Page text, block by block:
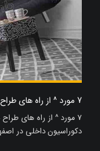
7 مورد ^ از راه های طراح دکوراسیون داخلی دراصفهان چه می باشد؟
7 مورد ^ از راه های
دکوراسیون داخلی در